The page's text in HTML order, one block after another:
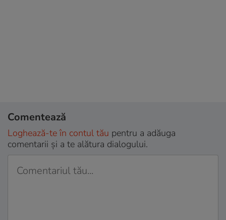
Comentează
Loghează-te în contul tău pentru a adăuga
comentarii și a te alătura dialogului.